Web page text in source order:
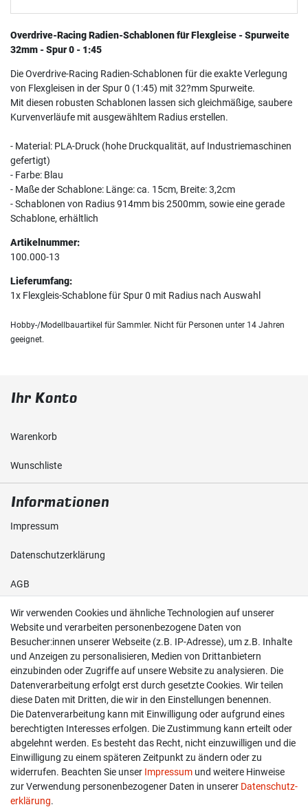
Overdrive-Racing Radien-Schablonen für Flexgleise - Spurweite
32mm - Spur 0 - 1:45
Die Overdrive-Racing Radien-Schablonen für die exakte Verlegung
von Flexgleisen in der Spur 0 (1:45) mit 32?mm Spurweite.
Mit diesen robusten Schablonen lassen sich gleichmäßige, saubere
Kurvenverläufe mit ausgewähltem Radius erstellen.
- Material: PLA-Druck (hohe Druckqualität, auf Industriemaschinen
gefertigt)
- Farbe: Blau
- Maße der Schablone: Länge: ca. 15cm, Breite: 3,2cm
- Schablonen von Radius 914mm bis 2500mm, sowie eine gerade
Schablone, erhältlich
Artikelnummer:
100.000-13
Lieferumfang:
1x Flexgleis-Schablone für Spur 0 mit Radius nach Auswahl
Hobby-/Modellbauartikel für Sammler. Nicht für Personen unter 14 Jahren
geeignet.
Ihr Konto
Warenkorb
Wunschliste
Informationen
Impressum
Daten­schutz­erklärung
AGB
Shop
Kontakt
Versand & Zahlung
Widerrufs­recht
Widerruf erklären
info@overdrive-racing.de
05662 / 8878939
Wir verwenden Cookies und ähnliche Technologien auf unserer
Website und verarbeiten personenbezogene Daten von
Besucher:innen unserer Webseite (z.B. IP-Adresse), um z.B. Inhalte
und Anzeigen zu personalisieren, Medien von Drittanbietern
einzubinden oder Zugriffe auf unsere Website zu analysieren. Die
Datenverarbeitung erfolgt erst durch gesetzte Cookies. Wir teilen
diese Daten mit Dritten, die wir in den Einstellungen benennen.
Die Datenverarbeitung kann mit Einwilligung oder aufgrund eines
berechtigten Interesses erfolgen. Die Zustimmung kann erteilt oder
abgelehnt werden. Es besteht das Recht, nicht einzuwilligen und die
Einwilligung zu einem späteren Zeitpunkt zu ändern oder zu
widerrufen. Beachten Sie unser Impressum und weitere Hinweise
zur Verwendung personenbezogener Daten in unserer Daten­schutz­
erklärung.